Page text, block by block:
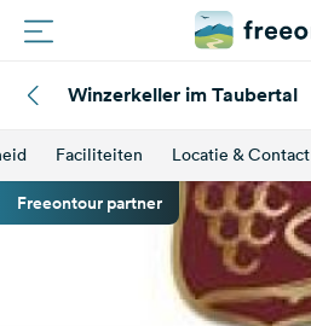
Campings
Winzerkeller im Taubertal
Faciliteiten Locatie & Contact
Freeontour partner